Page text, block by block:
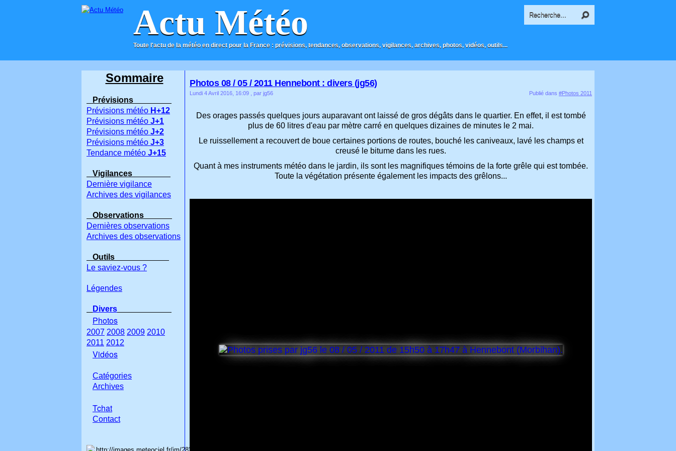
Actu Météo
Toute l'actu de la météo en direct pour la France : prévisions, tendances, observations, vigilances, archives, photos, vidéos, outils...
ACCUEIL CONTACT
Photos 08 / 05 / 2011 Hennebont : divers (jg56)
Lundi 4 Avril 2016, 16:09 , par jg56 Publié dans #Photos 2011
Des orages passés quelques jours auparavant ont laissé de gros dégâts dans le quartier. En effet, il est tombé
plus de 60 litres d'eau par mètre carré en quelques dizaines de minutes le 2 mai.
Le ruissellement a recouvert de boue certaines portions de routes, bouché les caniveaux, lavé les champs et
creusé le bitume dans les rues.
Quant à mes instruments météo dans le jardin, ils sont les magnifiques témoins de la forte grêle qui est tombée.
Toute la végétation présente également les impacts des grêlons...
Sommaire
Prévisions
Prévisions météo H+12
Prévisions météo J+1
Prévisions météo J+2
Prévisions météo J+3
Tendance météo J+15
Vigilances
Dernière vigilance
Archives des vigilances
Observations
Dernières observations
Archives des observations
Outils
Le saviez-vous ?
Légendes
Divers
Photos
2007 2008 2009 2010
2011 2012
Vidéos
Catégories
Archives
Tchat
Contact